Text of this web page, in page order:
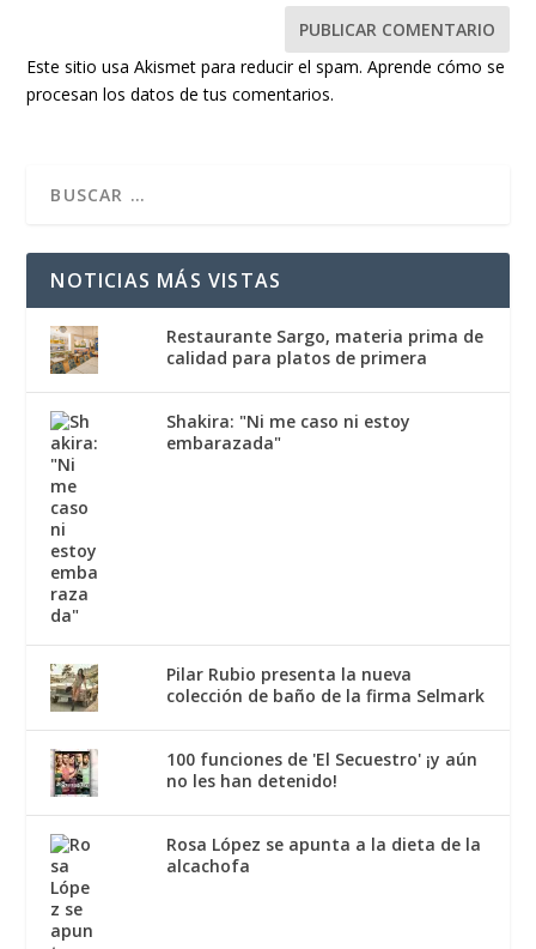
Este sitio usa Akismet para reducir el spam.Aprende cómo se
procesan los datos de tus comentarios.
NOTICIAS MÁS VISTAS
Restaurante Sargo, materia prima de
calidad para platos de primera
Shakira: "Ni me caso ni estoy
embarazada"
Pilar Rubio presenta la nueva
colección de baño de la firma Selmark
100 funciones de 'El Secuestro' ¡y aún
no les han detenido!
Rosa López se apunta a la dieta de la
alcachofa